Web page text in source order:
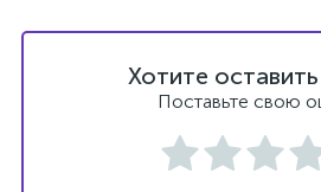
Хотите
Поставьте свою